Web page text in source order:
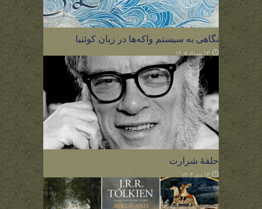
نگاهی به سیستم واکه‌ها در زبان کوئنیا
۱۳ مرداد ۱۴۰۵
حلقهٔ شرارت
۱۳ دی ۱۴۰۴